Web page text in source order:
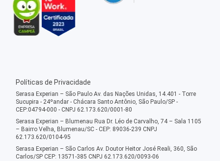
Políticas de Privacidade
Serasa Experian – São Paulo Av. das Nações Unidas, 14.401 - Torre
Sucupira - 24ºandar - Chácara Santo Antônio, São Paulo/SP -
CEP:04794-000 - CNPJ 62.173.620/0001-80
Serasa Experian – Blumenau Rua Dr. Léo de Carvalho, 74 – Sala 1105
– Bairro Velha, Blumenau/SC - CEP: 89036-239 CNPJ
62.173.620/0104-95
Serasa Experian – São Carlos Av. Doutor Heitor José Reali, 360, São
Carlos/SP CEP: 13571-385 CNPJ 62.173.620/0093-06